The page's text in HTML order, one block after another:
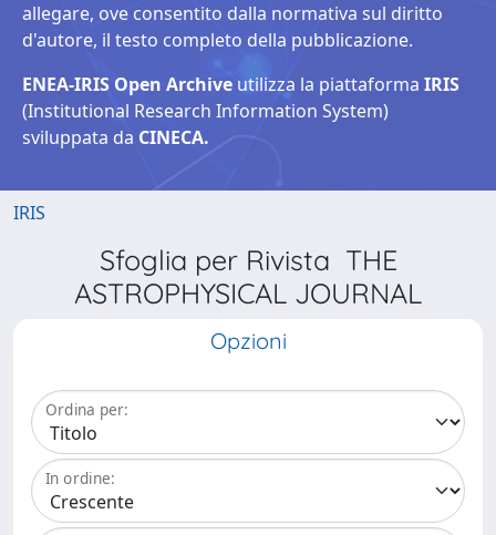
allegare, ove consentito dalla normativa sul diritto
d'autore, il testo completo della pubblicazione.
ENEA-IRIS Open Archive utilizza la piattaforma IRIS
(Institutional Research Information System)
sviluppata da CINECA.
IRIS
Sfoglia per Rivista THE
ASTROPHYSICAL JOURNAL
Opzioni
Ordina per:
In ordine: